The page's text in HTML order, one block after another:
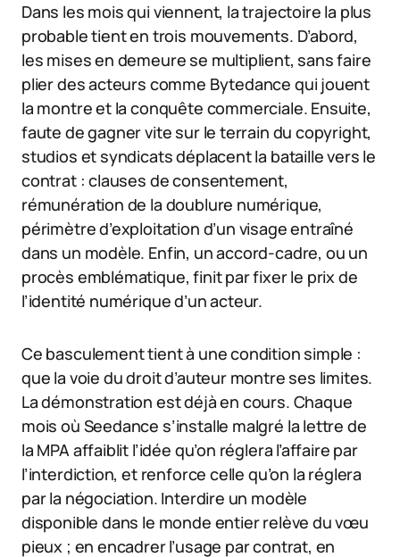
Dans les mois qui viennent, la trajectoire la plus
probable tient en trois mouvements. D’abord,
les mises en demeure se multiplient, sans faire
plier des acteurs comme Bytedance qui jouent
la montre et la conquête commerciale. Ensuite,
faute de gagner vite sur le terrain du copyright,
studios et syndicats déplacent la bataille vers le
contrat : clauses de consentement,
rémunération de la doublure numérique,
périmètre d’exploitation d’un visage entraîné
dans un modèle. Enfin, un accord-cadre, ou un
procès emblématique, finit par fixer le prix de
l’identité numérique d’un acteur.
Ce basculement tient à une condition simple :
que la voie du droit d’auteur montre ses limites.
La démonstration est déjà en cours. Chaque
mois où Seedance s’installe malgré la lettre de
la MPA affaiblit l’idée qu’on réglera l’affaire par
l’interdiction, et renforce celle qu’on la réglera
par la négociation. Interdire un modèle
disponible dans le monde entier relève du vœu
pieux ; en encadrer l’usage par contrat, en